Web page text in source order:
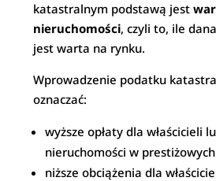
katastralnym podstawą jest
nieruchomości, czyli to, ile
jest warta na rynku.
Wprowadzenie podatku
oznaczać:
wyższe opłaty dla właścicieli
nieruchomości w
niższe obciążenia dla